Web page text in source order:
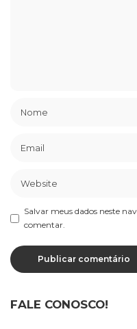
Salvar meus dados neste
comentar.
FALE CONOSCO!